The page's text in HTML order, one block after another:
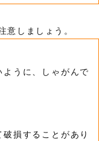
しましょう。
うに、しゃがんで
損することがあり